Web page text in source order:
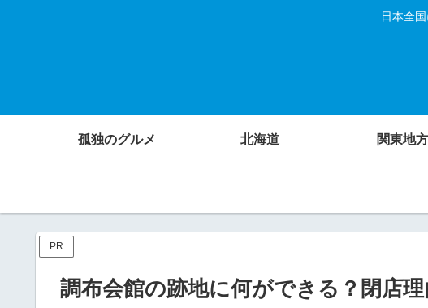
日本全
孤独のグルメ 北海道 関東地方
PR
調布会館の跡地に何ができる？閉店